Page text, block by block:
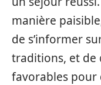
manière
de s’informer
traditions, et de
favorables pour